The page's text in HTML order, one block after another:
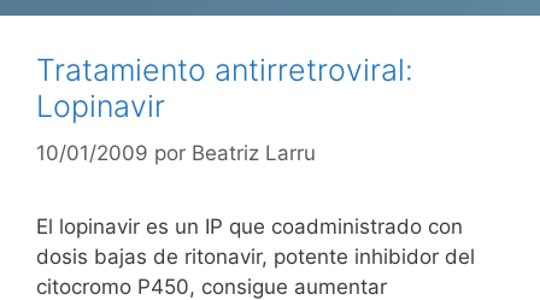
Tratamiento antirretroviral:
Lopinavir
10/01/2009 por Beatriz Larru
El lopinavir es un IP que coadministrado con
dosis bajas de ritonavir, potente inhibidor del
citocromo P450, consigue aumentar